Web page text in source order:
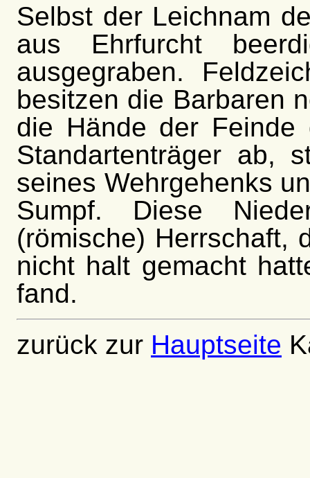
Selbst der Leichnam
aus Ehrfurcht
ausgegraben.
besitzen die Barbaren
die Hände der
Standartenträger ab,
seines Wehrgehenks
Sumpf. Diese
(römische) Herrschaft,
nicht halt gemacht
fand.
zurück zur Hauptseite